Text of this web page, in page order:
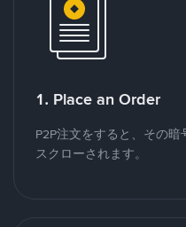
1. Place an Order
P2P注文をすると、その
スクローされます。